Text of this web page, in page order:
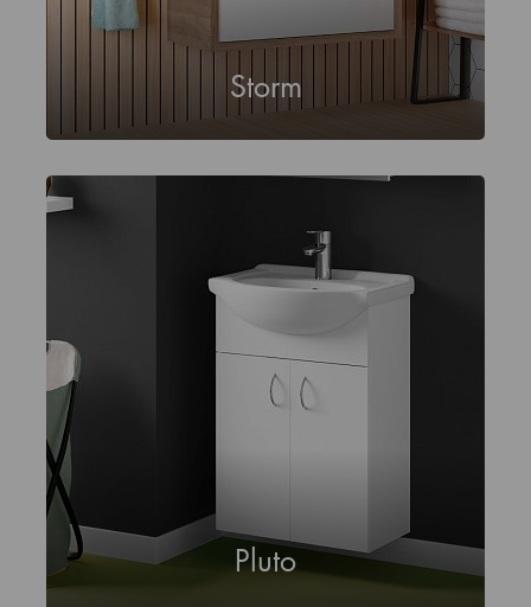
Storm
Pluto